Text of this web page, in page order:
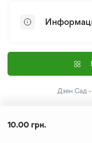
10.00 грн.
Лилия
Семена
Доставка и оплата
Контакты
Политика
Дзен Сад -